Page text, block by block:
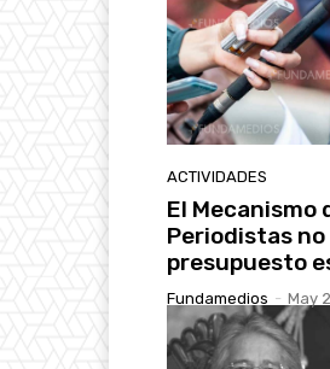
ACTIVIDADES
El Mecanismo
Periodistas
presupuesto
Fundamedios - May